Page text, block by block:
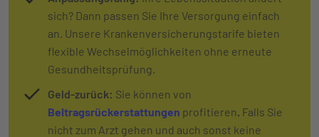
sich? Dann passen Sie Ihre Versorgung einfach
an. Unsere Krankenversicherungstarife bieten
flexible Wechselmöglichkeiten ohne erneute
Gesundheitsprüfung.
Geld-zurück: Sie können von
Beitragsrückerstattungen profitieren Falls Sie
nicht zum Arzt gehen und auch sonst keine